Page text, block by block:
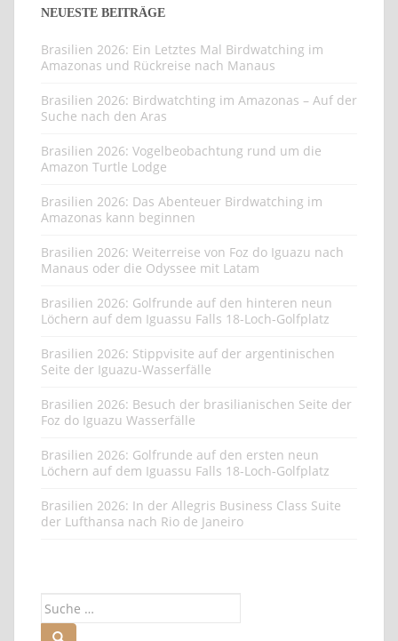
NEUESTE BEITRÄGE
Brasilien 2026: Ein Letztes Mal Birdwatching im
Amazonas und Rückreise nach Manaus
Brasilien 2026: Birdwatchting im Amazonas – Auf der
Suche nach den Aras
Brasilien 2026: Vogelbeobachtung rund um die
Amazon Turtle Lodge
Brasilien 2026: Das Abenteuer Birdwatching im
Amazonas kann beginnen
Brasilien 2026: Weiterreise von Foz do Iguazu nach
Manaus oder die Odyssee mit Latam
Brasilien 2026: Golfrunde auf den hinteren neun
Löchern auf dem Iguassu Falls 18-Loch-Golfplatz
Brasilien 2026: Stippvisite auf der argentinischen
Seite der Iguazu-Wasserfälle
Brasilien 2026: Besuch der brasilianischen Seite der
Foz do Iguazu Wasserfälle
Brasilien 2026: Golfrunde auf den ersten neun
Löchern auf dem Iguassu Falls 18-Loch-Golfplatz
Brasilien 2026: In der Allegris Business Class Suite
der Lufthansa nach Rio de Janeiro